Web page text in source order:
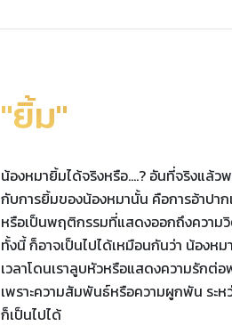
"ยิ้ม"
น้องหมายิ้มได้จริงหรือ....? อันที่จริงแล้
กับการยิ้มของน้องหมานั้น คือการอ้าปาก
หรือเป็นพฤติกรรมที่แสดงออกถึงความ
ทั้งนี้ ก็อาจเป็นไปได้เหมือนกันว่า น้องหม
เวลาโดนเราลูบหัวหรือแสดงความรักต่อ
เพราะความสัมพันธ์หรือความผูกพัน ระห
ก็เป็นไปได้